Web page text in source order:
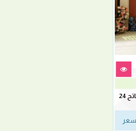
بالون ستاندرد البنفسجي الفاتح 24